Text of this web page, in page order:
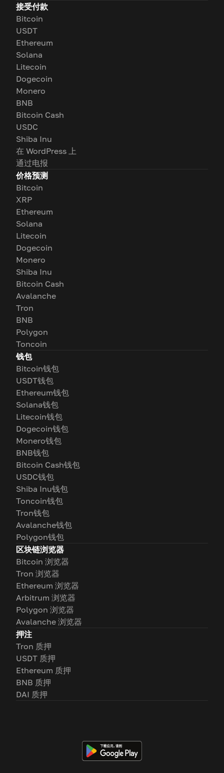
接受付款
Bitcoin
USDT
Ethereum
Solana
Litecoin
Dogecoin
Monero
BNB
Bitcoin Cash
USDC
Shiba Inu
在 WordPress 上
通过电报
价格预测
Bitcoin
XRP
Ethereum
Solana
Litecoin
Dogecoin
Monero
Shiba Inu
Bitcoin Cash
Avalanche
Tron
BNB
Polygon
Toncoin
钱包
Bitcoin钱包
USDT钱包
Ethereum钱包
Solana钱包
Litecoin钱包
Dogecoin钱包
Monero钱包
BNB钱包
Bitcoin Cash钱包
USDC钱包
Shiba Inu钱包
Toncoin钱包
Tron钱包
Avalanche钱包
Polygon钱包
区块链浏览器
Bitcoin 浏览器
Tron 浏览器
Ethereum 浏览器
Arbitrum 浏览器
Polygon 浏览器
Avalanche 浏览器
押注
Tron 质押
USDT 质押
Ethereum 质押
BNB 质押
DAI 质押